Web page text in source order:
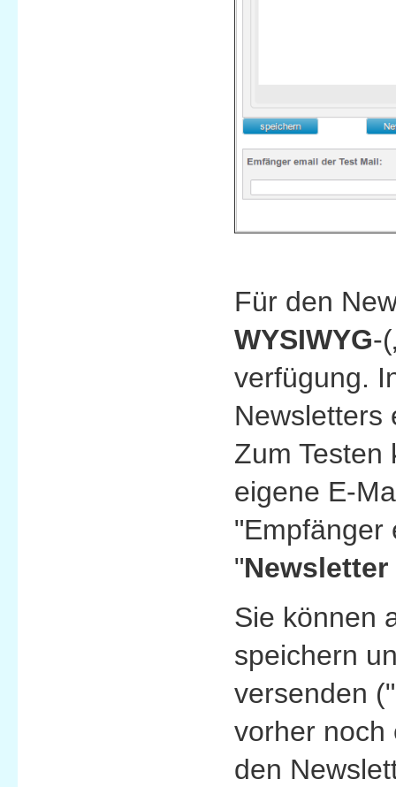
Für den
WYSIWYG-
verfügung.
Newsletters
Zum Testen
eigene E-
"Empfänger
"
Sie können
speichern
versenden ("
vorher noch
den